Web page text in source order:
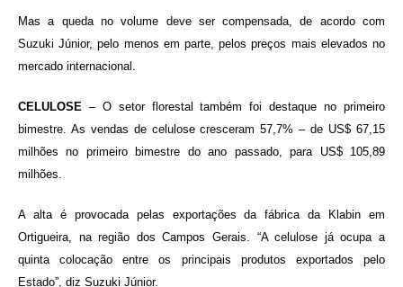
Mas a queda no volume deve ser compensada, de acordo com
Suzuki Júnior, pelo menos em parte, pelos preços mais elevados no
mercado internacional.
CELULOSE – O setor florestal também foi destaque no primeiro
bimestre. As vendas de celulose cresceram 57,7% – de US$ 67,15
milhões no primeiro bimestre do ano passado, para US$ 105,89
milhões.
A alta é provocada pelas exportações da fábrica da Klabin em
Ortigueira, na região dos Campos Gerais. “A celulose já ocupa a
quinta colocação entre os principais produtos exportados pelo
Estado”, diz Suzuki Júnior.